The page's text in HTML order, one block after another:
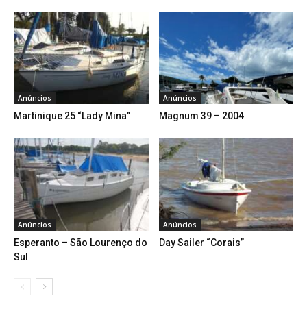
Anúncios
Martinique 25 “Lady Mina”
Anúncios
Magnum 39 – 2004
Anúncios
Esperanto – São Lourenço do
Sul
Anúncios
Day Sailer “Corais”